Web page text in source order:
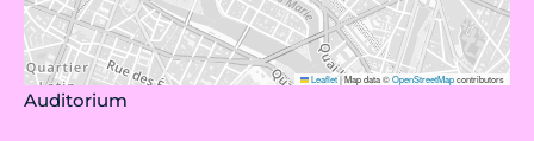
Leaflet|Map data ©OpenStreetMapcontributors
Auditorium